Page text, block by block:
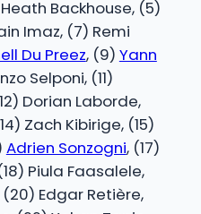
Backhouse, (5)
Imaz, (7) Remi
Du Preez, (9) Yann
Selponi, (11)
Dorian Laborde,
Zach Kibirige, (15)
Adrien Sonzogni, (17)
Piula Faasalele,
Edgar Retière,